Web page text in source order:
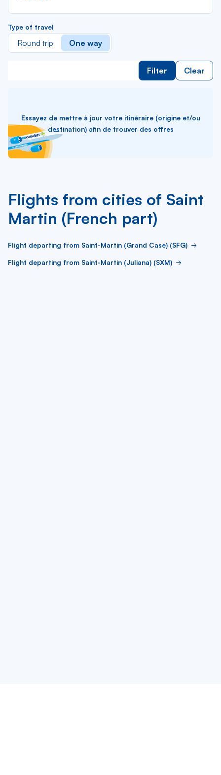
Type of travel
Round trip One way
Filter Clear
Essayez de mettre à jour votre itinéraire (origine et/ou
destination) afin de trouver des offres
Flights from cities of Saint
Martin (French part)
Flight departing from Saint-Martin (Grand Case) (SFG)
Flight departing from Saint-Martin (Juliana) (SXM)